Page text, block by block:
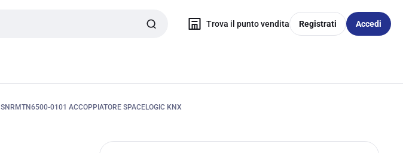
Trova il punto vendita Registrati Accedi
SNRMTN6500-0101 ACCOPPIATORE SPACELOGIC KNX